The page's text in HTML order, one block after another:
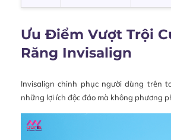
Ưu Điểm Vượt Trội
Răng Invisalign
Invisalign chinh phục người dùng trên
những lợi ích độc đáo mà không phương